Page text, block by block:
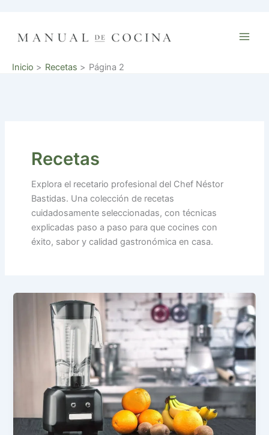
contenido
Inicio Recetas Página 2
Recetas
Explora el recetario profesional del Chef Néstor
Bastidas. Una colección de recetas
cuidadosamente seleccionadas, con técnicas
explicadas paso a paso para que cocines con
éxito, sabor y calidad gastronómica en casa.